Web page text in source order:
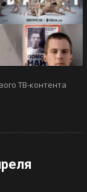
ТВ-контента